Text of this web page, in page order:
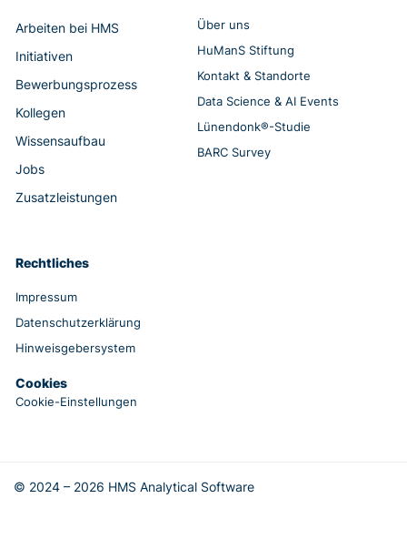
Arbeiten bei HMS
Initiativen
Bewerbungsprozess
Kollegen
Wissensaufbau
Jobs
Zusatzleistungen
Über uns
HuManS Stiftung
Kontakt & Standorte
Data Science & AI Events
Lünendonk®-Studie
BARC Survey
Rechtliches
Impressum
Datenschutzerklärung
Hinweisgebersystem
Cookies
Cookie-Einstellungen
© 2024 – 2026 HMS Analytical Software